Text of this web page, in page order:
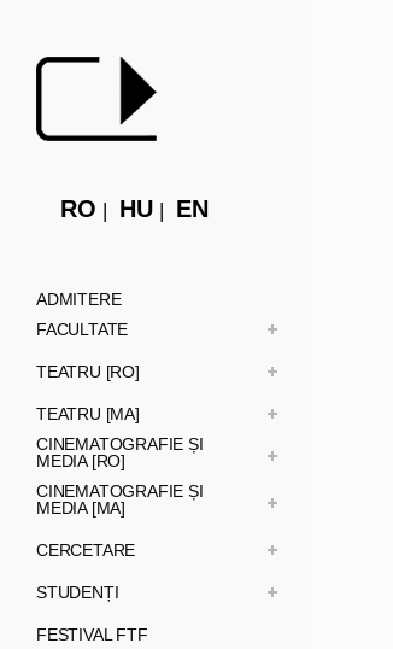
RO HU EN
ADMITERE
FACULTATE
TEATRU [RO]
TEATRU [MA]
CINEMATOGRAFIE ȘI
MEDIA [RO]
CINEMATOGRAFIE ȘI
MEDIA [MA]
CERCETARE
STUDENȚI
FESTIVAL FTF